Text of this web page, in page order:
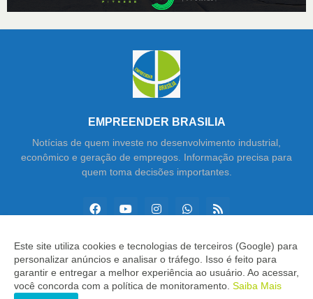
EMPREENDER BRASILIA
Notícias de quem investe no desenvolvimento industrial,
econômico e geração de empregos. Informação precisa para
quem toma decisões importantes.
Copyright ©2026Empreender Brasília
INÍCIO SOBRE CONTATO LGPD EXPEDIENTE
Este site utiliza cookies e tecnologias de terceiros (Google) para
personalizar anúncios e analisar o tráfego. Isso é feito para
garantir e entregar a melhor experiência ao usuário. Ao acessar,
você concorda com a política de monitoramento. Saiba Mais